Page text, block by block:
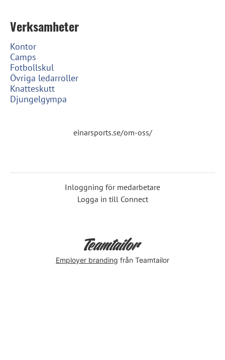
Verksamheter
Kontor
Camps
Fotbollskul
Övriga ledarroller
Knatteskutt
Djungelgympa
einarsports.se/om-oss/
Inloggning för medarbetare
Logga in till Connect
Employer branding från Teamtailor